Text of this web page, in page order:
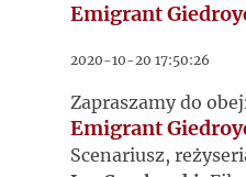
Emigrant
2020-10-20 17:50:26
Zapraszamy do
Emigrant
Scenariusz,